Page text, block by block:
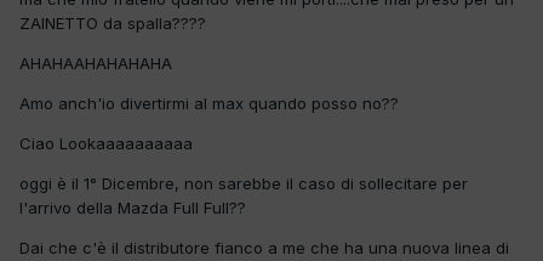
ZAINETTO da spalla????
AHAHAAHAHAHAHA
Amo anch'io divertirmi al max quando posso no??
Ciao Lookaaaaaaaaaa
oggi è il 1° Dicembre, non sarebbe il caso di sollecitare per
l'arrivo della Mazda Full Full??
Dai che c'è il distributore fianco a me che ha una nuova linea di